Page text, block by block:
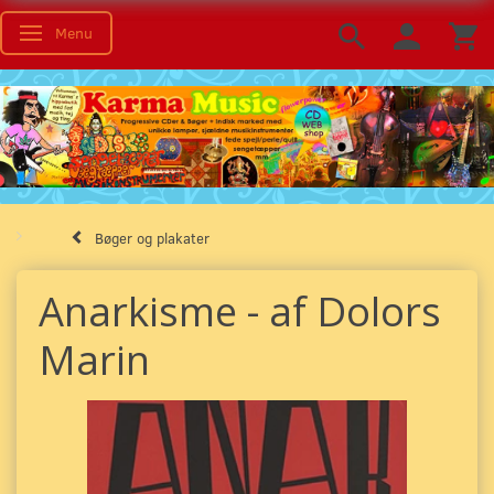
Skifte navigation
Menu
Bøger og plakater
Anarkisme - af Dolors
Marin